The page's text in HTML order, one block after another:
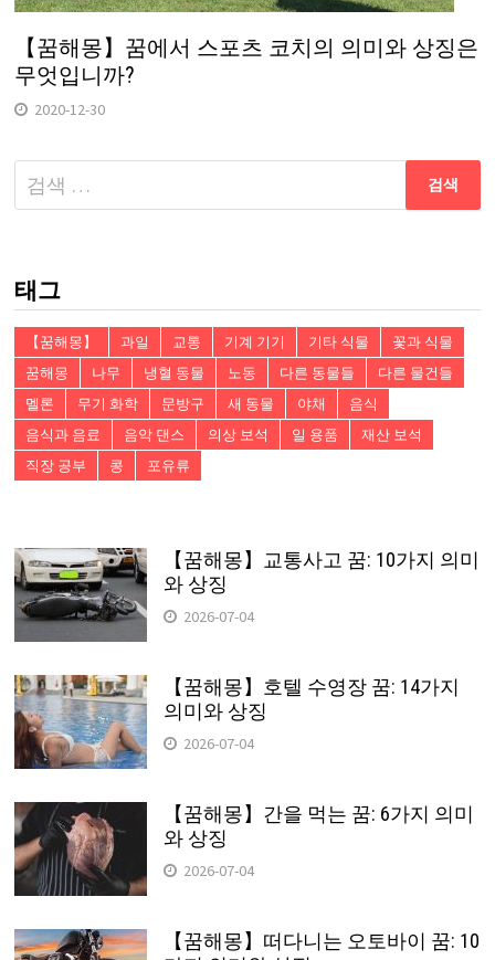
【꿈해몽】꿈에서 스포츠 코치의 의미와 상징은
무엇입니까?
2020-12-30
다
음
태그
【꿈해몽】 과일 교통 기계 기기 기타 식물
꽃과 식물
꿈해몽
나무 냉혈 동물 노동 다른 동물들
다른 물건들
멜론
무기 화학 문방구 새 동물 야채
음식
음식과 음료
음악 댄스 의상 보석 일 용품
재산 보석
직장 공부
콩 포유류
【꿈해몽】교통사고 꿈: 10가지 의미
와 상징
2026-07-04
【꿈해몽】호텔 수영장 꿈: 14가지
의미와 상징
2026-07-04
【꿈해몽】간을 먹는 꿈: 6가지 의미
와 상징
2026-07-04
【꿈해몽】떠다니는 오토바이 꿈: 10